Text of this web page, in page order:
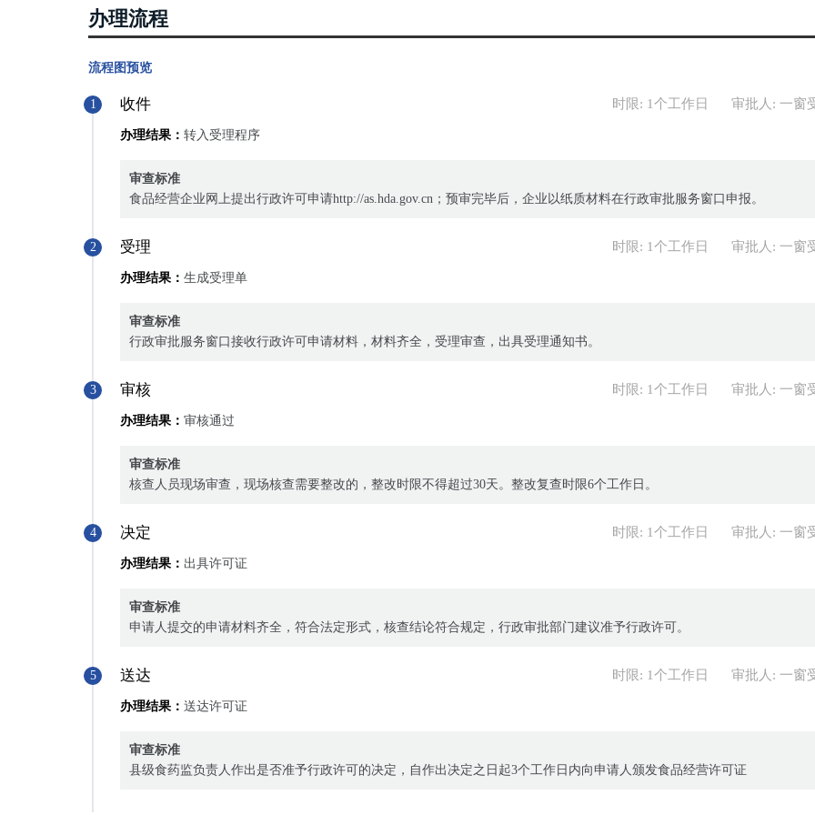
办理流程
流程图预览
1 收件 时限: 1个工作日 审批人: 一窗
办理结果： 转入受理程序
审查标准
食品经营企业网上提出行政许可申请http://as.hda.gov.cn；预审完毕后，企业以纸质材料在行政审批服务窗口申报。
2 受理 时限: 1个工作日 审批人: 一窗
办理结果： 生成受理单
审查标准
行政审批服务窗口接收行政许可申请材料，材料齐全，受理审查，出具受理通知书。
3 审核 时限: 1个工作日 审批人: 一窗
办理结果： 审核通过
审查标准
核查人员现场审查，现场核查需要整改的，整改时限不得超过30天。整改复查时限6个工作日。
4 决定 时限: 1个工作日 审批人: 一窗
办理结果： 出具许可证
审查标准
申请人提交的申请材料齐全，符合法定形式，核查结论符合规定，行政审批部门建议准予行政许可。
5 送达 时限: 1个工作日 审批人: 一窗
办理结果： 送达许可证
审查标准
县级食药监负责人作出是否准予行政许可的决定，自作出决定之日起3个工作日内向申请人颁发食品经营许可证